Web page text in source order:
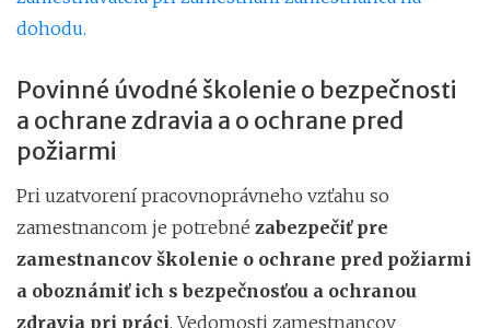
dohodu.
Povinné úvodné školenie o bezpečnosti
a ochrane zdravia a o ochrane pred
požiarmi
Pri uzatvorení pracovnoprávneho vzťahu so
zamestnancom je potrebné zabezpečiť pre
zamestnancov školenie o ochrane pred požiarmi
a oboznámiť ich s bezpečnosťou a ochranou
zdravia pri práci. Vedomosti zamestnancov